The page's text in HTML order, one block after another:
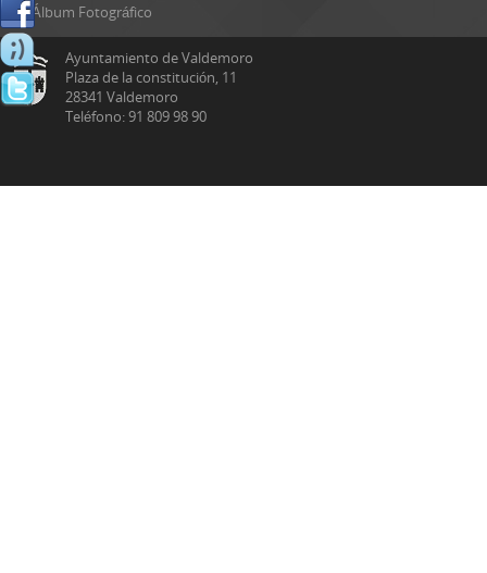
Álbum Fotográfico
Ayuntamiento de Valdemoro
Plaza de la constitución, 11
28341 Valdemoro
Teléfono: 91 809 98 90